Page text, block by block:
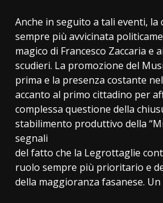
Anche in seguito a tali eventi, la
sempre più avvicinata
magico di Francesco Zaccaria e
scudieri. La promozione del
prima e la presenza costante
accanto al primo cittadino per
complessa questione della
stabilimento produttivo della
segnali
del fatto che la Legrottaglie
ruolo sempre più prioritario e
della maggioranza fasanese.